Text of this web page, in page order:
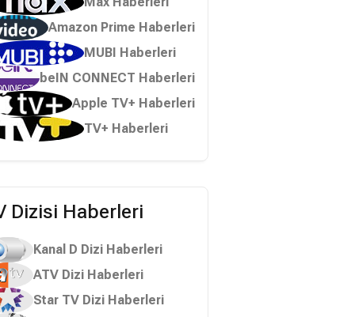
Amazon Prime Haberleri
MUBI Haberleri
beIN CONNECT Haberleri
Apple TV+ Haberleri
TV+ Haberleri
Dizisi Haberleri
Kanal D Dizi Haberleri
ATV Dizi Haberleri
Star TV Dizi Haberleri